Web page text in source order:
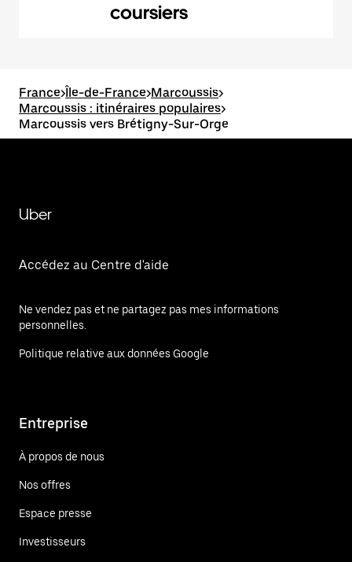
coursiers
France>Île-de-France>Marcoussis>
Marcoussis : itinéraires populaires>
Marcoussis vers Brétigny-Sur-Orge
Uber
Accédez au Centre d'aide
Ne vendez pas et ne partagez pas mes informations
personnelles.
Politique relative aux données Google
Entreprise
À propos de nous
Nos offres
Espace presse
Investisseurs